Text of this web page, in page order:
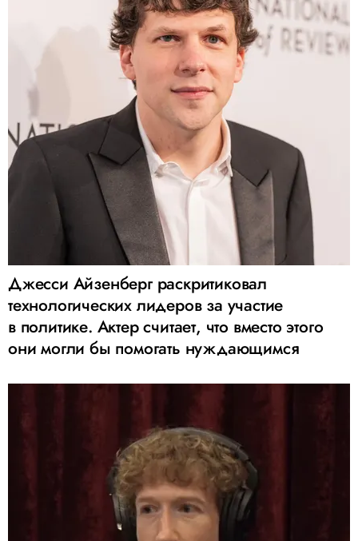
Джесси Айзенберг раскритиковал
технологических лидеров за участие
в политике. Актер считает, что вместо этого
они могли бы помогать нуждающимся